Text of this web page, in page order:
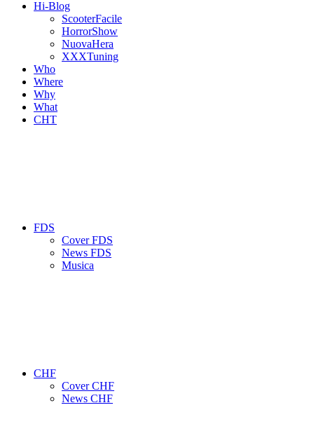
Hi-Blog
ScooterFacile
HorrorShow
NuovaHera
XXXTuning
Who
Where
Why
What
CHT
FDS
Cover FDS
News FDS
Musica
CHF
Cover CHF
News CHF